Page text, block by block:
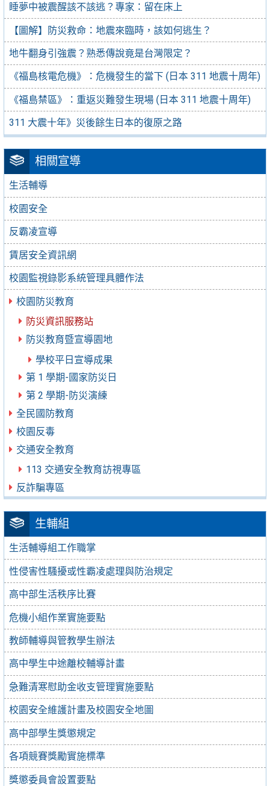
睡夢中被震醒該不該逃？專家：留在床上
【圖解】防災救命：地震來臨時，該如何逃生？
地牛翻身引強震？熟悉傳說竟是台灣限定？
《福島核電危機》：危機發生的當下 (日本 311 地震十周年)
《福島禁區》：重返災難發生現場 (日本 311 地震十周年)
311 大震十年》災後餘生日本的復原之路
相關宣導
生活輔導
校園安全
反霸凌宣導
賃居安全資訊網
校園監視錄影系統管理具體作法
校園防災教育
防災資訊服務站
防災教育暨宣導園地
學校平日宣導成果
第 1 學期-國家防災日
第 2 學期-防災演練
全民國防教育
校園反毒
交通安全教育
113 交通安全教育訪視專區
反詐騙專區
生輔組
生活輔導組工作職掌
性侵害性騷擾或性霸凌處理與防治規定
高中部生活秩序比賽
危機小組作業實施要點
教師輔導與管教學生辦法
高中學生中途離校輔導計畫
急難清寒慰助金收支管理實施要點
校園安全維護計畫及校園安全地圖
高中部學生獎懲規定
各項競賽獎勵實施標準
獎懲委員會設置要點